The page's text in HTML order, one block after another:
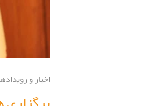
اخبار و